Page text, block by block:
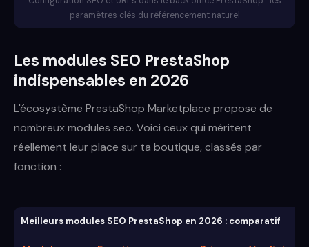
paramètres clés du référencement naturel
Les modules SEO PrestaShop
indispensables en 2026
L'écosystème PrestaShop Marketplace propose de
nombreux modules seo. Voici ceux qui méritent
réellement leur place sur ta boutique, classés par
fonction :
Meilleurs modules SEO PrestaShop en 2026 : comparatif